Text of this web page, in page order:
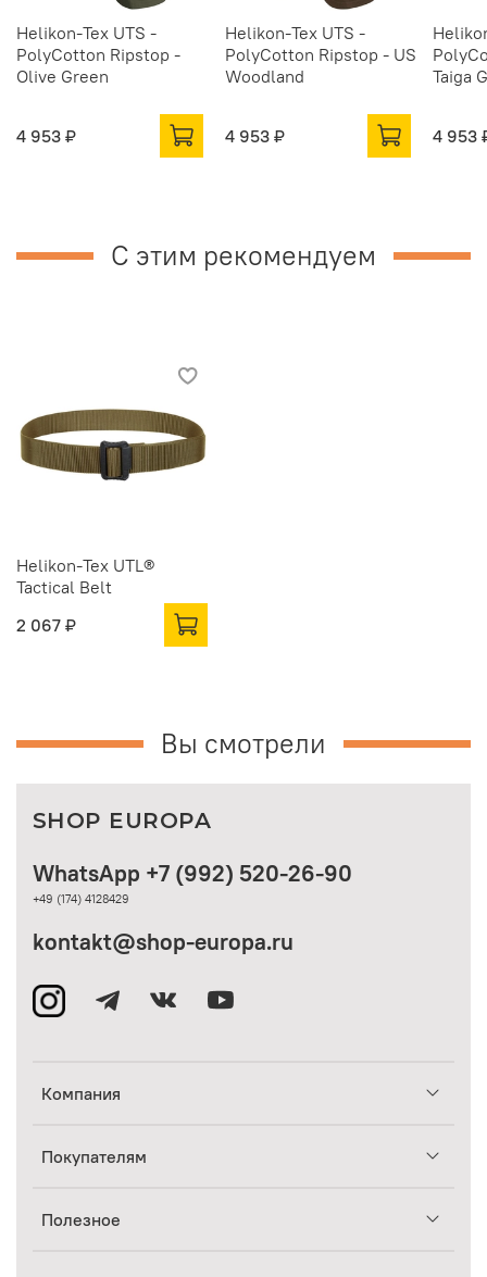
Helikon-Tex UTS -
PolyCotton Ripstop -
Olive Green
4 953 ₽
Helikon-Tex UTS -
PolyCotton Ripstop - US
Woodland
4 953 ₽
Taiga
4 953
С этим рекомендуем
Helikon-Tex UTL®
Tactical Belt
2 067 ₽
Вы смотрели
Компания
Покупателям
Полезное
WhatsApp +7 (992) 520-26-90
+49 (174) 4128429
kontakt@shop-europa.ru
SHOP EUROPA